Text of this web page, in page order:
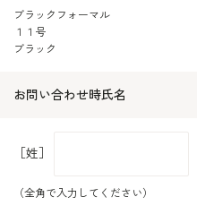
ブラックフォーマル
１１号
ブラック
お問い合わせ時氏名
［姓］
（全角で入力してください）